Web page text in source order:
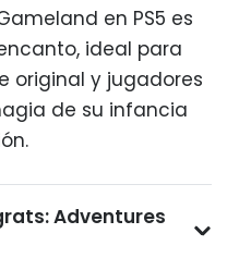
en PS5 es
ideal para
original y jugadores
de su infancia
Adventures